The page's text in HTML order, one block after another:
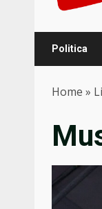
Politica
Home »